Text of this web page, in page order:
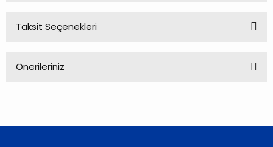
Taksit Seçenekleri
Önerileriniz